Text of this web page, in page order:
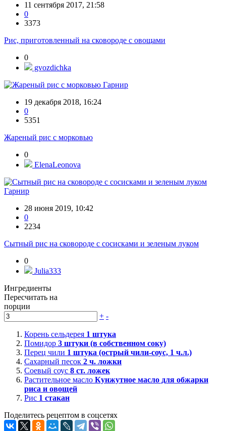
11 сентября 2017, 21:58
0
3373
Рис, приготовленный на сковороде с овощами
0
gvozdichka
Гарнир
19 декабря 2018, 16:24
0
5351
Жареный рис с морковью
0
ElenaLeonova
Гарнир
28 июня 2019, 10:42
0
2234
Сытный рис на сковороде с сосисками и зеленым луком
0
Julia333
Ингредиенты
Пересчитать на
порции
+ -
Корень сельдерея 1 штука
Помидор 3 штуки (в собственном соку)
Перец чили 1 штука (острый чили-соус, 1 ч.л.)
Сахарный песок 2 ч. ложки
Соевый соус 8 ст. ложек
Растительное масло Кунжутное масло для обжарки
риса и овощей
Рис 1 стакан
Поделитесь рецептом в соцсетях